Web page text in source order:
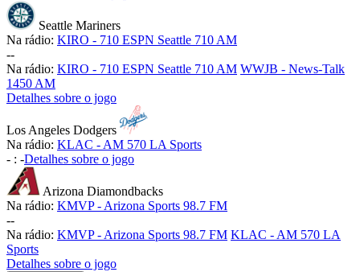
Seattle Mariners
Na rádio: KIRO - 710 ESPN Seattle 710 AM
--
Na rádio: KIRO - 710 ESPN Seattle 710 AM WWJB - News-Talk
1450 AM
Detalhes sobre o jogo
Los Angeles Dodgers
Na rádio: KLAC - AM 570 LA Sports
- : -Detalhes sobre o jogo
Arizona Diamondbacks
Na rádio: KMVP - Arizona Sports 98.7 FM
--
Na rádio: KMVP - Arizona Sports 98.7 FM KLAC - AM 570 LA
Sports
Detalhes sobre o jogo